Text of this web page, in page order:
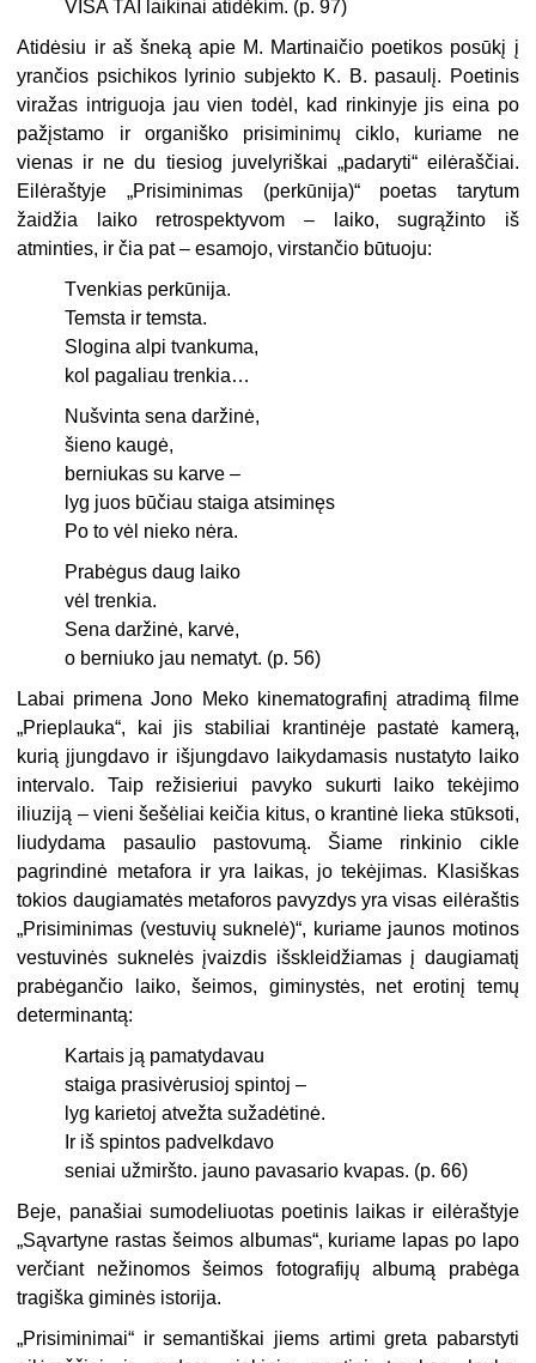
VISA TAI laikinai atidėkim. (p. 97)
Atidėsiu ir aš šneką apie M. Martinaičio poetikos posūkį į
yrančios psichikos lyrinio subjekto K. B. pasaulį. Poetinis
viražas intriguoja jau vien todėl, kad rinkinyje jis eina po
pažįstamo ir organiško prisiminimų ciklo, kuriame ne
vienas ir ne du tiesiog juvelyriškai „padaryti“ eilėraščiai.
Eilėraš­tyje „Prisiminimas (perkūnija)“ poetas tarytum
žaidžia laiko retrospektyvom – laiko, sugrąžinto iš
atminties, ir čia pat – esamojo, virstančio būtuoju:
Tvenkias perkūnija.
Temsta ir temsta.
Slogina alpi tvankuma,
kol pagaliau trenkia…
Nušvinta sena daržinė,
šieno kaugė,
berniukas su karve –
lyg juos būčiau staiga atsiminęs
Po to vėl nieko nėra.
Prabėgus daug laiko
vėl trenkia.
Sena daržinė, karvė,
o berniuko jau nematyt. (p. 56)
Labai primena Jono Meko kinematografinį atradimą filme
„Prieplauka“, kai jis stabiliai krantinėje pastatė kamerą,
kurią įjungdavo ir išjungdavo laikydamasis nustatyto laiko
intervalo. Taip režisieriui pavyko sukurti laiko tekėjimo
iliuziją – vieni šešėliai keičia kitus, o krantinė lieka stūksoti,
liudy­dama pasaulio pastovumą. Šiame rinkinio cikle
pagrindinė metafora ir yra laikas, jo tekėjimas. Klasiškas
tokios daugiamatės metaforos pavyzdys yra visas eilėraštis
„Prisiminimas (vestuvių suknelė)“, kuriame jaunos motinos
vestuvinės suknelės įvaizdis išskleidžiamas į daugiamatį
prabėgančio laiko, šeimos, giminystės, net erotinį temų
determinantą:
Kartais ją pamatydavau
staiga prasivėrusioj spintoj –
lyg karietoj atvežta sužadėtinė.
Ir iš spintos padvelkdavo
seniai užmiršto. jauno pavasario kvapas. (p. 66)
Beje, panašiai sumodeliuotas poetinis laikas ir eilėraštyje
„Sąvartyne rastas šeimos albumas“, kuriame lapas po lapo
verčiant nežinomos šeimos fotografijų albumą prabėga
tragiška giminės istorija.
„Prisiminimai“ ir semantiškai jiems artimi greta pabarstyti